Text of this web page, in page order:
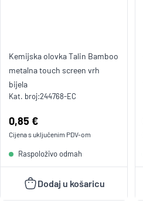
Kemijska olovka Talin Bamboo
metalna touch screen vrh
bijela
Kat. broj:244768-EC
Cijena:
0,85 €
Cijena s uključenim PDV-om
Raspoloživo odmah
Dodaj u košaricu